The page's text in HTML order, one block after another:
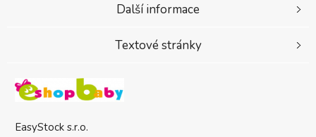
EasyStock s.r.o.
Další informace
Textové stránky